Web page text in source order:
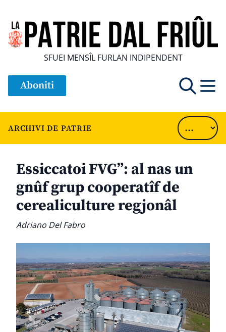
SFUEI MENSÎL FURLAN INDIPENDENT
Aboniti
ARCHIVI DE PATRIE
Essiccatoi FVG”: al nas un
gnûf grup cooperatîf de
cerealiculture regjonâl
Adriano Del Fabro